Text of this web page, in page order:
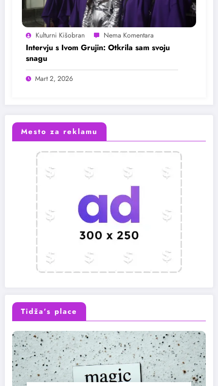
Kulturni Kišobran
Intervju s Ivom Grujin: Otkrila sam svoju
snagu
Mart 2, 2026
Mesto za reklamu
Tidža’s place